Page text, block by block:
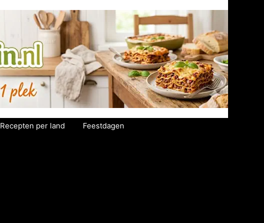
Recepten per land Feestdagen